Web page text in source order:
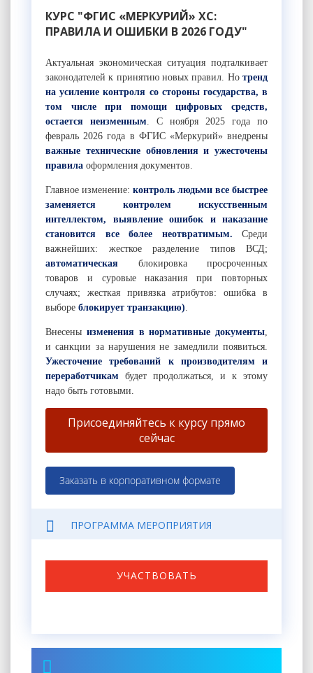
КУРС "ФГИС «МЕРКУРИЙ» ХС:
ПРАВИЛА И ОШИБКИ В 2026 ГОДУ"
Актуальная экономическая ситуация подталкивает
законодателей к принятию новых правил. Но тренд
на усиление контроля со стороны государства, в
том числе при помощи цифровых средств,
остается неизменным . С ноября 2025 года по
февраль 2026 года в ФГИС «Меркурий» внедрены
важные технические обновления и ужесточены
правила оформления документов.
Главное изменение: контроль людьми все быстрее
заменяется контролем искусственным
интеллектом, выявление ошибок и наказание
становится все более неотвратимым. Среди
важнейших: жесткое разделение типов ВСД;
автоматическая блокировка просроченных
товаров и суровые наказания при повторных
случаях; жесткая привязка атрибутов: ошибка в
выборе блокирует транзакцию)
Внесены изменения в нормативные документы
и санкции за нарушения не замедлили появиться.
Ужесточение требований к производителям и
переработчикам будет продолжаться, и к этому
надо быть готовыми.
Присоединяйтесь к курсу прямо
сейчас
Заказать в корпоративном формате
ПРОГРАММА МЕРОПРИЯТИЯ
УЧАСТВОВАТЬ